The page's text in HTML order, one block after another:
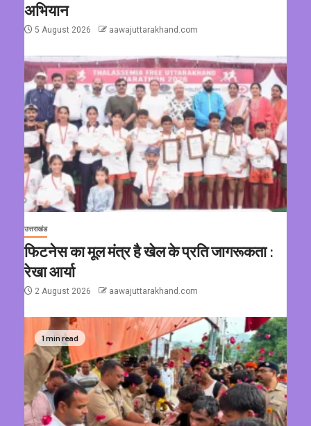
अभियान
5 August 2026 aawajuttarakhand.com
उत्तराखंड
फिटनेस का मूल मंत्र है खेल के प्रति जागरूकता :
रेखा आर्या
2 August 2026 aawajuttarakhand.com
1 min read